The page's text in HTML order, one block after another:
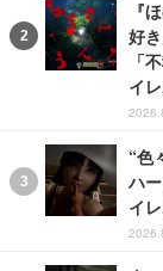
『
好
「
イレ
“色
ハ
イ